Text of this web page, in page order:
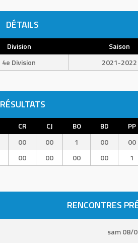
DÉTAILS
Division Saison
4e Division 2021-2022
RÉSULTATS
CR CJ BO BD PP
00 00 1 00 00
00 00 00 00 1
RENCONTRES
sam 08/